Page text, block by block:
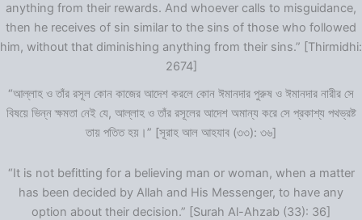
anything from their rewards. And whoever calls to misguidance,
then he receives of sin similar to the sins of those who followed
him, without that diminishing anything from their sins.” [Thirmidhi:
2674]
“আল্লাহ ও তাঁর রসূল কোন কাজের আদেশ করলে কোন ঈমানদার পুরুষ ও ঈমানদার নারীর সে
বিষয়ে ভিন্ন ক্ষমতা নেই যে, আল্লাহ ও তাঁর রসূলের আদেশ অমান্য করে সে প্রকাশ্য পথভ্রষ্ট
তায় পতিত হয়।” [সূরাহ আল আহযাব (৩৩): ৩৬]
“It is not befitting for a believing man or woman, when a matter
has been decided by Allah and His Messenger, to have any
option about their decision.” [Surah Al-Ahzab (33): 36]